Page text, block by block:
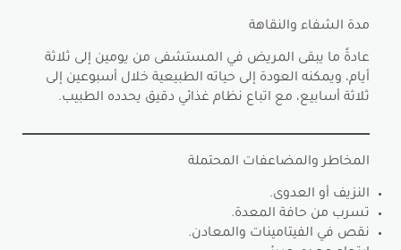
مدة الشفاء والنقاهة
عادةً ما يبقى المريض في المستشفى من يومين إلى ثلاثة
أيام، ويمكنه العودة إلى حياته الطبيعية خلال أسبوعين إلى
ثلاثة أسابيع، مع اتباع نظام غذائي دقيق يحدده الطبيب.
المخاطر والمضاعفات المحتملة
النزيف أو العدوى.
تسرب من حافة المعدة.
نقص في الفيتامينات والمعادن.